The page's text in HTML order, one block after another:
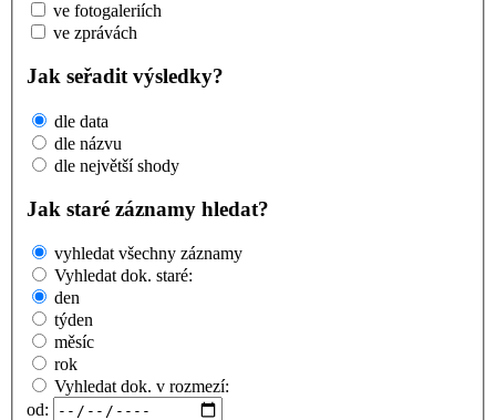
ve fotogaleriích
ve zprávách
Jak seřadit výsledky?
dle data
dle názvu
dle největší shody
Jak staré záznamy hledat?
vyhledat všechny záznamy
Vyhledat dok. staré:
den
týden
měsíc
rok
Vyhledat dok. v rozmezí:
od: